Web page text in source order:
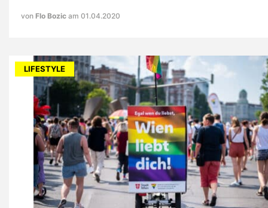
von Flo Bozic am 01.04.2020
LIFESTYLE